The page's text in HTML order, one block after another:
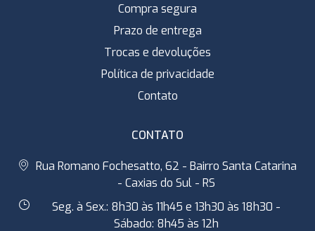
Compra segura
Prazo de entrega
Trocas e devoluções
Política de privacidade
Contato
CONTATO
Rua Romano Fochesatto, 62 - Bairro Santa Catarina
- Caxias do Sul - RS
Seg. à Sex.: 8h30 às 11h45 e 13h30 às 18h30 -
Sábado: 8h45 às 12h